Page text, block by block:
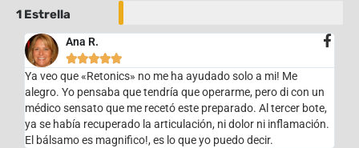
1 Estrella
Ana R.

Ya veo que «Retonics» no me ha ayudado solo a mi! Me
alegro. Yo pensaba que tendría que operarme, pero di con un
médico sensato que me recetó este preparado. Al tercer bote,
ya se había recuperado la articulación, ni dolor ni inflamación.
El bálsamo es magnifico!, es lo que yo puedo decir.